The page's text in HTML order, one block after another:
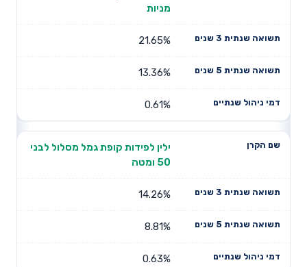
מניות
21.65%
13.36%
0.61%
ילין לפידות קופת גמל מסלול לבני
50 ומטה
14.26%
8.81%
0.63%